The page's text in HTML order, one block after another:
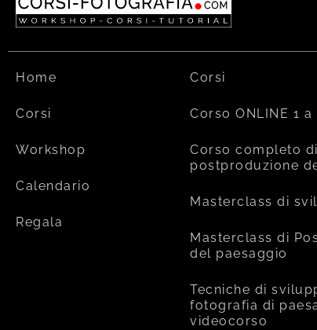
Home
Corsi
Workshop
Calendario
Regala
Corsi
Corso ONLINE 1 a
Corso completo di
postproduzione
Masterclass di
Masterclass di
del paesaggio
Tecniche di
fotografia di
videocorso